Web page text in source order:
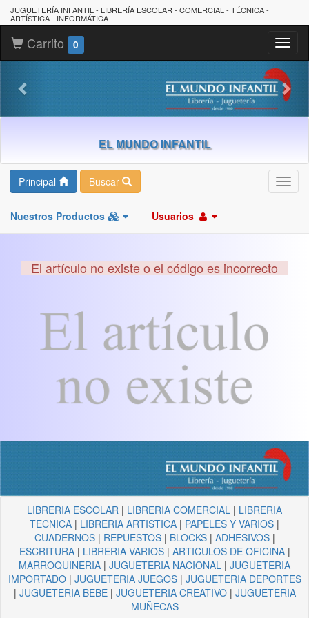
JUGUETERÍA INFANTIL - LIBRERÍA ESCOLAR - COMERCIAL - TÉCNICA -
ARTÍSTICA - INFORMÁTICA
Carrito 0
EL MUNDO INFANTIL
Principal Buscar
Nuestros Productos Usuarios
El artículo no existe o el código es incorrecto
LIBRERIA ESCOLAR | LIBRERIA COMERCIAL | LIBRERIA
TECNICA | LIBRERIA ARTISTICA | PAPELES Y VARIOS |
CUADERNOS| REPUESTOS| BLOCKS| ADHESIVOS|
ESCRITURA| LIBRERIA VARIOS| ARTICULOS DE OFICINA|
MARROQUINERIA | JUGUETERIA NACIONAL | JUGUETERIA
IMPORTADO| JUGUETERIA JUEGOS| JUGUETERIA DEPORTES
| JUGUETERIA BEBE| JUGUETERIA CREATIVO| JUGUETERIA
MUÑECAS